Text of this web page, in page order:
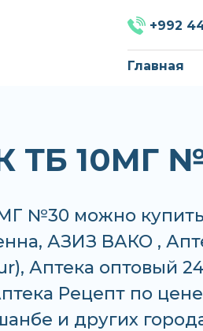
+992
Главная
ТБ 10МГ
№30 можно купить
АЗИЗ ВАКО ,
Аптека оптовый
Рецепт по цене
и других